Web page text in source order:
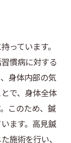
っています。
慣病に対する
身体内部の気
で、身体全体
このため、鍼
ます。高見鍼
施術を行い、